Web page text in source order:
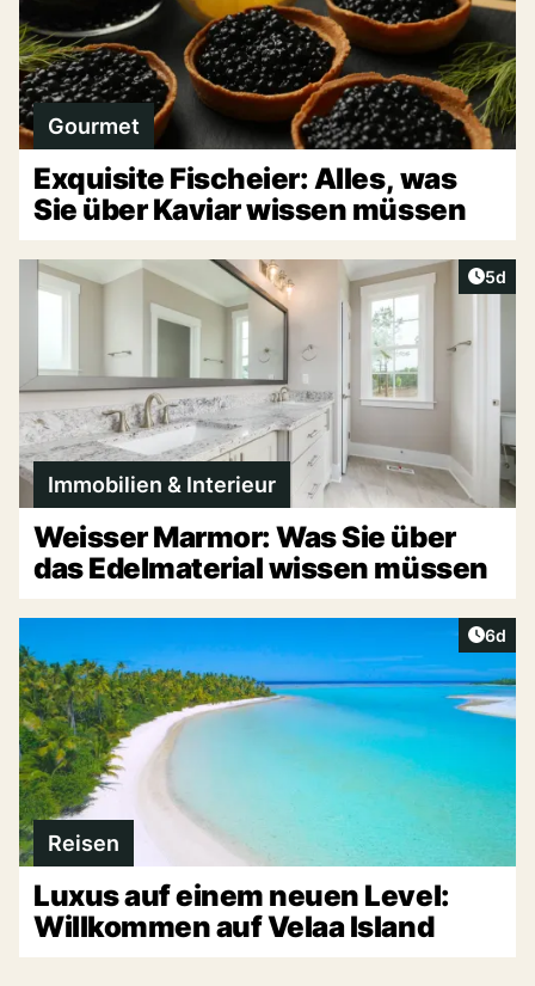
Gourmet
Exquisite Fischeier: Alles, was
Sie über Kaviar wissen müssen
5d
Immobilien & Interieur
Weisser Marmor: Was Sie über
das Edelmaterial wissen müssen
6d
Reisen
Luxus auf einem neuen Level:
Willkommen auf Velaa Island